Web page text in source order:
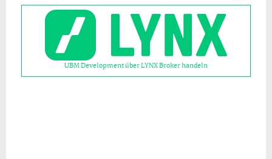
UBM Development über LYNX Broker handeln